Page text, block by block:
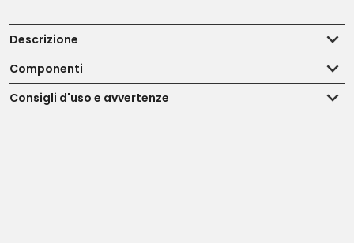
Descrizione
Componenti
Consigli d'uso e avvertenze